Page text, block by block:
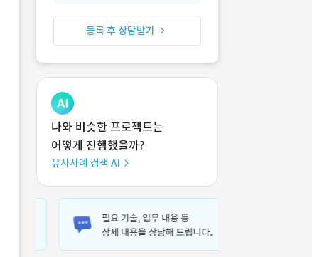
등록 후 상담받기
나와 비슷한 프로젝트는
어떻게 진행했을까?
유사사례 검색 AI